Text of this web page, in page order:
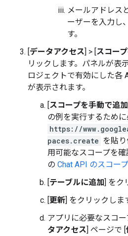
メールアドレス
ーザーを入力し
す。
[データアクセス] > [スコー
リックします。パネルが表
ロジェクトで有効にした各
が表示されます。
[スコープを手動で追加
の例を実行するため
https://
paces.create を貼
用可能なスコープを
の Chat API のスコープ
[テーブルに追加] をク
[更新] をクリックしま
アプリに必要なスコ
タアクセス] ページで [